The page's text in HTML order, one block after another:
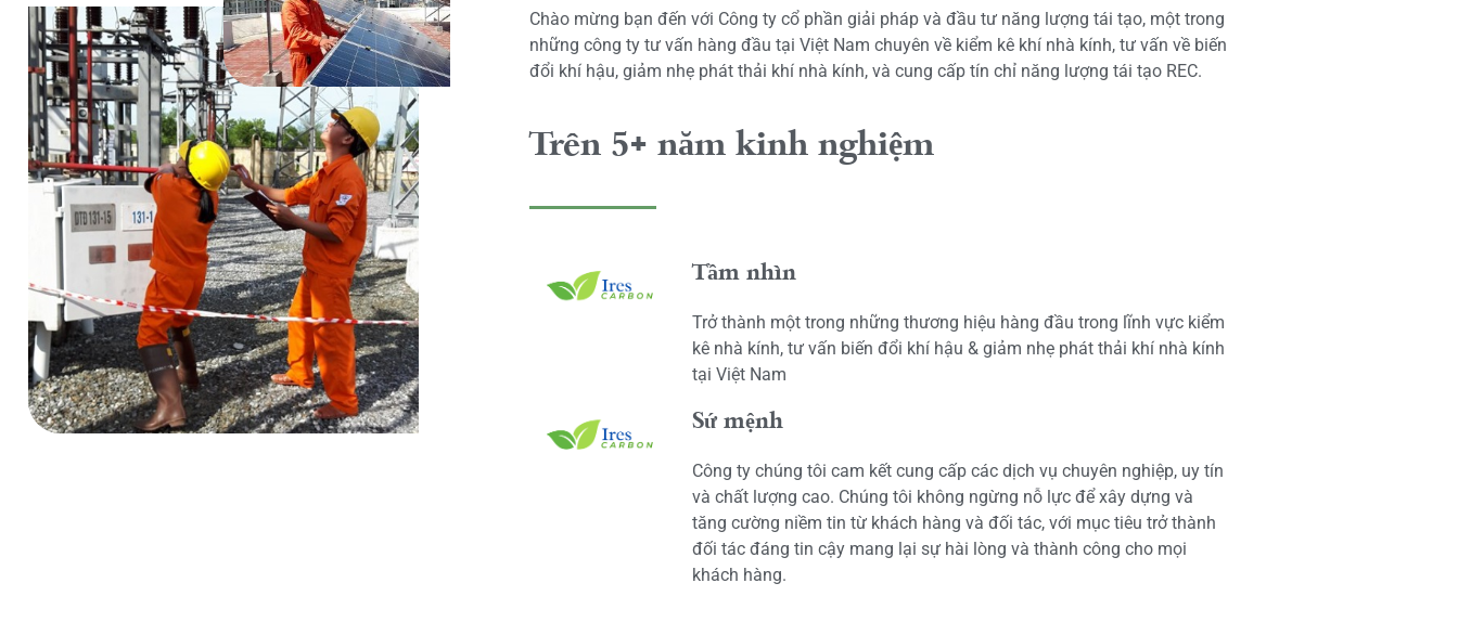
Chào mừng bạn đến với Công ty cổ phần giải pháp và đầu tư năng lượng tái tạo, một trong
những công ty tư vấn hàng đầu tại Việt Nam chuyên về kiểm kê khí nhà kính, tư vấn về biến
đổi khí hậu, giảm nhẹ phát thải khí nhà kính, và cung cấp tín chỉ năng lượng tái tạo REC.
Trên 5+ năm kinh nghiệm
Tầm nhìn
Trở thành một trong những thương hiệu hàng đầu trong lĩnh vực kiểm
kê nhà kính, tư vấn biến đổi khí hậu & giảm nhẹ phát thải khí nhà kính
tại Việt Nam
Sứ mệnh
Công ty chúng tôi cam kết cung cấp các dịch vụ chuyên nghiệp, uy tín
và chất lượng cao. Chúng tôi không ngừng nỗ lực để xây dựng và
tăng cường niềm tin từ khách hàng và đối tác, với mục tiêu trở thành
đối tác đáng tin cậy mang lại sự hài lòng và thành công cho mọi
khách hàng.